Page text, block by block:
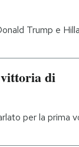
Trump e
di
per la prima